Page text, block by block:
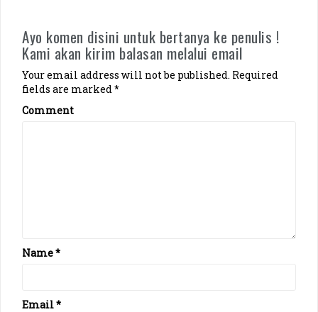
a
v
i
g
a
Ayo komen disini untuk bertanya ke penulis !
Kami akan kirim balasan melalui email
Your email address will not be published. Required
fields are marked*
Comment
Name*
Email*